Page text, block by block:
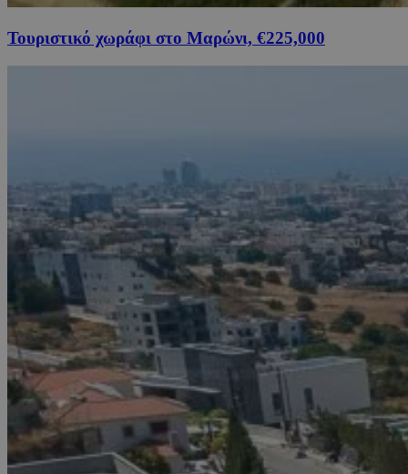
Τουριστικό χωράφι στο Μαρώνι, €225,000